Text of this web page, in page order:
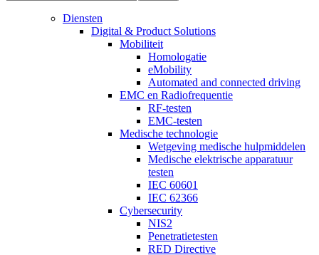
Diensten
Digital & Product Solutions
Mobiliteit
Homologatie
eMobility
Automated and connected driving
EMC en Radiofrequentie
RF-testen
EMC-testen
Medische technologie
Wetgeving medische hulpmiddelen
Medische elektrische apparatuur
testen
IEC 60601
IEC 62366
Cybersecurity
NIS2
Penetratietesten
RED Directive